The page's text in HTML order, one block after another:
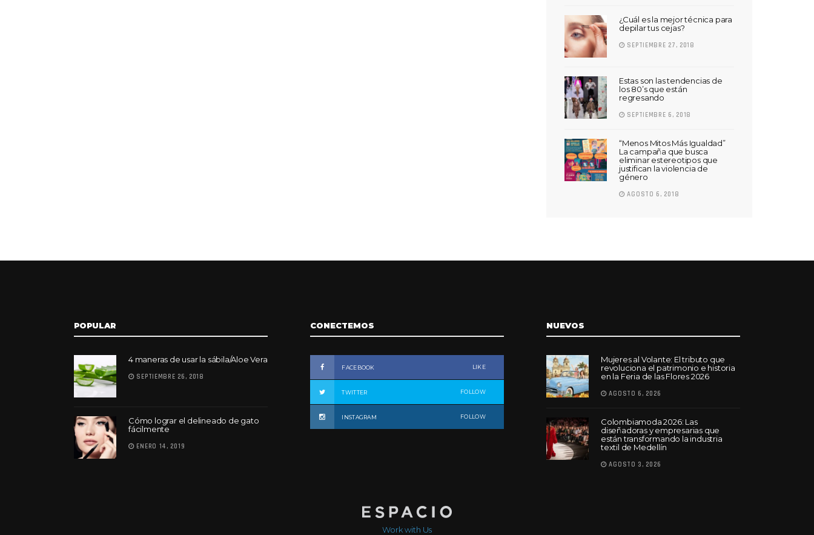
¿Cuál es la mejor técnica para
depilar tus cejas?
SEPTIEMBRE 27, 2018
Estas son las tendencias de
los 80’s que están
regresando
SEPTIEMBRE 6, 2018
“Menos Mitos Más Igualdad”
La campaña que busca
eliminar estereotipos que
justifican la violencia de
género
AGOSTO 6, 2018
POPULAR
4 maneras de usar la sábila/Aloe Vera
SEPTIEMBRE 26, 2018
Cómo lograr el delineado de gato
fácilmente
ENERO 14, 2019
CONECTEMOS
FACEBOOK LIKE
TWITTER FOLLOW
INSTAGRAM FOLLOW
NUEVOS
Mujeres al Volante: El tributo que
revoluciona el patrimonio e historia
en la Feria de las Flores 2026
AGOSTO 6, 2026
Colombiamoda 2026: Las
diseñadoras y empresarias que
están transformando la industria
textil de Medellín
AGOSTO 3, 2026
Work with Us